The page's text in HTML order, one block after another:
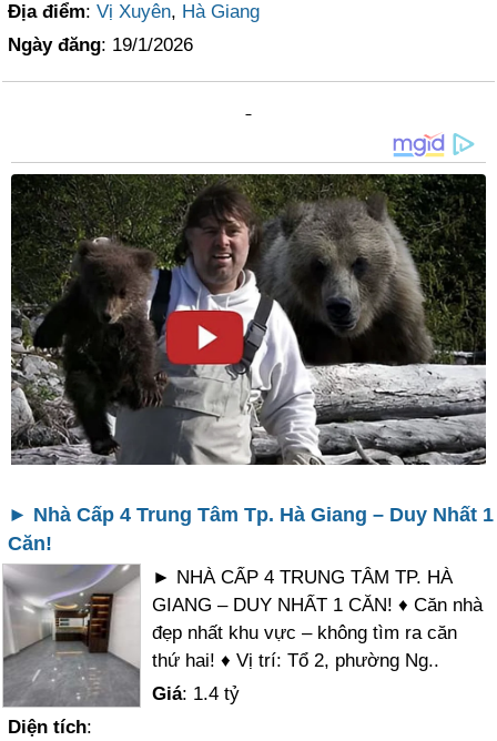
Địa điểm:Vị Xuyên, Hà Giang
Ngày đăng: 19/1/2026
► Nhà Cấp 4 Trung Tâm Tp. Hà Giang – Duy Nhất 1
Căn!
► NHÀ CẤP 4 TRUNG TÂM TP. HÀ
GIANG – DUY NHẤT 1 CĂN! ♦ Căn nhà
đẹp nhất khu vực – không tìm ra căn
thứ hai! ♦ Vị trí: Tổ 2, phường Ng..
Giá: 1.4 tỷ
Diện tích: